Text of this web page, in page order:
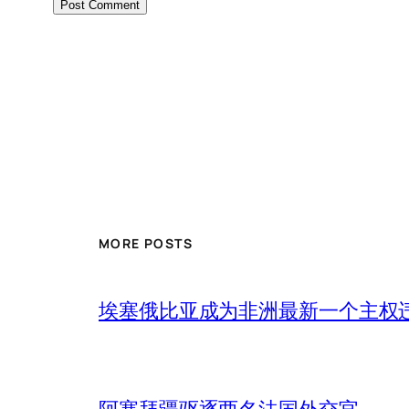
MORE POSTS
埃塞俄比亚成为非洲最新一个主权